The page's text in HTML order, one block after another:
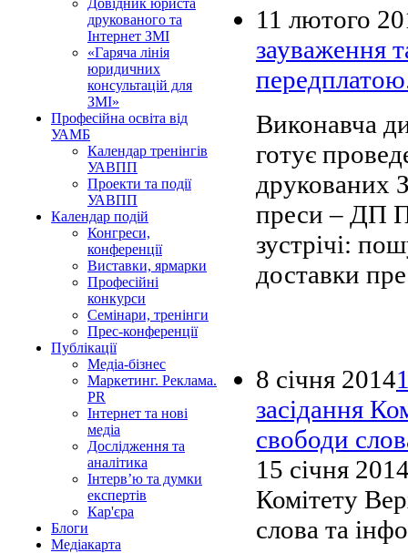
Довідник юриста
друкованого та
Інтернет ЗМІ
«Гаряча лінія
юридичних
консультацій для
ЗМІ»
Професійна освіта від
УАМБ
Календар тренінгів
УАВПП
Проекти та події
УАВПП
Календар подій
Конгреси,
конференції
Виставки, ярмарки
Професійні
конкурси
Семінари, тренінги
Прес-конференції
Публікації
Медіа-бізнес
Маркетинг. Реклама.
PR
Інтернет та нові
медіа
Дослідження та
аналітика
Інтерв’ю та думки
експертів
Кар'єра
Блоги
Медіакарта
11 лютого
зауваження
Виконавча
готує
друкованих
преси – ДП
зустрічі:
доставки
8 січня 2014
засідання
свободи
15 січня
Комітету
слова та